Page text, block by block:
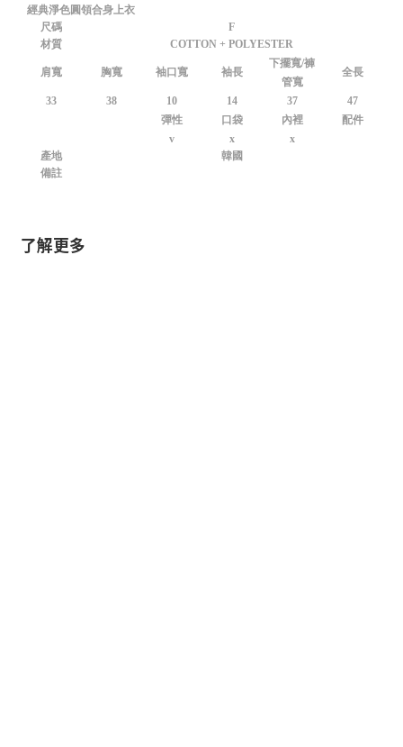
經典淨色圓領合身上衣
尺碼
F
材質
COTTON + POLYESTER
肩寬 胸寬 袖口寬 袖長
下擺寬/褲
管寬
全長
33 38 10 14 37
47
彈性
口袋 內裡
配件
v
x
x
產地
韓國
備註
了解更多